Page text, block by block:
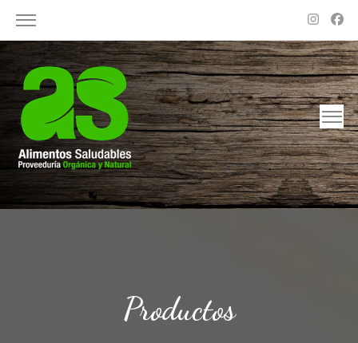
Alimentos Saludables – Dietética en Rosario
Proveeduría Orgánica y Natural
Productos